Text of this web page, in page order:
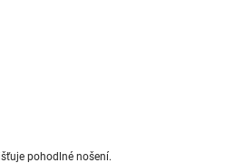
pohodlné nošení.